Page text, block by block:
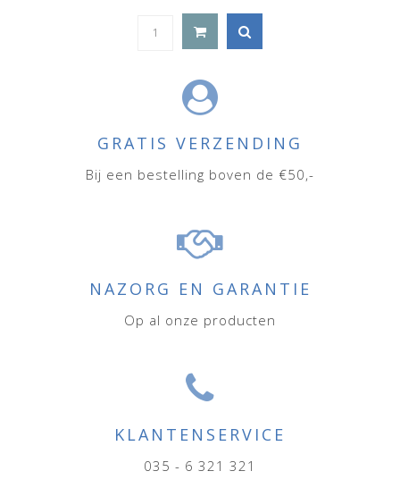
GRATIS VERZENDING
Bij een bestelling boven de €50,-
NAZORG EN GARANTIE
Op al onze producten
KLANTENSERVICE
035 - 6 321 321